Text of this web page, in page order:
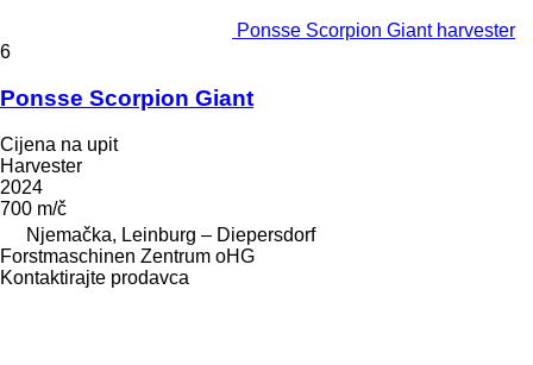
Ponsse Scorpion Giant harvester
6
Ponsse Scorpion Giant
Cijena na upit
Harvester
2024
700 m/č
Njemačka, Leinburg – Diepersdorf
Forstmaschinen Zentrum oHG
Kontaktirajte prodavca